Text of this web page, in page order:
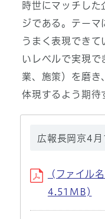
時世にマッチした
ジである。テーマ
うまく表現できて
いレベルで実現
業、施策）を磨き
体現するよう期待
広報長岡京4
(ファイル
4.51MB)